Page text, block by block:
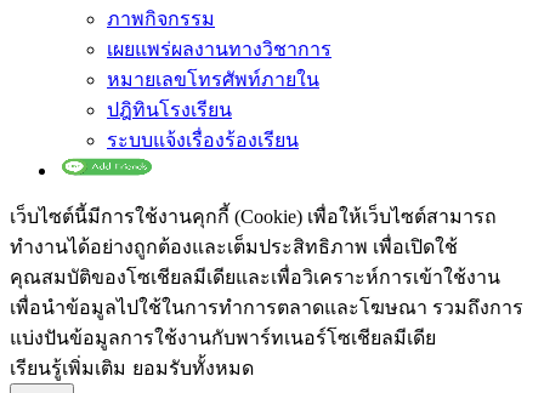
ภาพกิจกรรม
เผยแพร่ผลงานทางวิชาการ
หมายเลขโทรศัพท์ภายใน
ปฎิทินโรงเรียน
ระบบแจ้งเรื่องร้องเรียน
เว็บไซต์นี้มีการใช้งานคุกกี้ (Cookie) เพื่อให้เว็บไซต์สามารถ
ทำงานได้อย่างถูกต้องและเต็มประสิทธิภาพ​ เพื่อเปิดใช้
คุณสมบัติของโซเชียล​มีเดียและเพื่อวิเคราะห์การเข้าใช้งาน
เพื่อนำข้อมูลไปใช้ในการทำการตลาดและโฆษณา​ รวมถึงการ
แบ่งปันข้อมูลการใช้งานกับพาร์ทเนอร์​โซเชียล​มีเดีย
เรียนรู้เพิ่มเติม ยอมรับทั้งหมด